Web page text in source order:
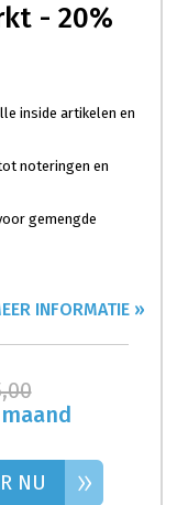
- 20%
inside artikelen en
noteringen en
gemengde
INFORMATIE »
NU »